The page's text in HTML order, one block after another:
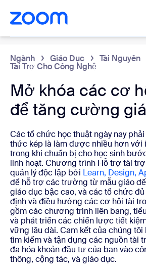
đến nội dung chính
trò chuyện trợ giúp
Ngành Giáo Dục Tài Nguyên
Tài Trợ Cho Công Nghệ
Mở khóa các cơ
để tăng cường
Các tổ chức học thuật ngày nay
thức kép là làm được nhiều hơn với
trong khi chuẩn bị cho học sinh
linh hoạt. Chương trình Hỗ trợ tài
quản lý độc lập bởi Learn, Design,
để hỗ trợ các trường từ mẫu giáo
giáo dục bậc cao, và các tổ chức
định và điều hướng các cơ hội tài
gồm các chương trình liên bang,
và phát triển các chiến lược tiết
vững lâu dài. Cam kết của chúng
tìm kiếm và tận dụng các nguồn tài
đa hóa khoản đầu tư của bạn vào
thông, cộng tác, và giáo dục.